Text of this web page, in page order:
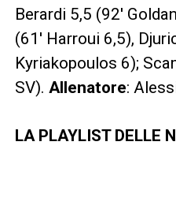
Berardi 5,5 (92′
(61′ Harroui 6,5),
Kyriakopoulos 6);
SV). Allenatore:
LA PLAYLIST DELLE